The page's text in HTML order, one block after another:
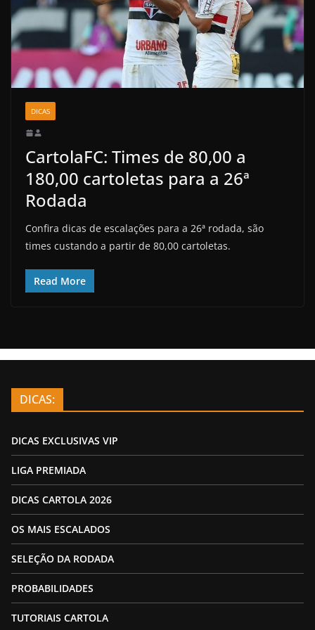
DICAS
CartolaFC: Times de 80,00 a
180,00 cartoletas para a 26ª
Rodada
Confira dicas de escalações para a 26ª rodada, são
times custando a partir de 80,00 cartoletas.
Read More
DICAS:
DICAS EXCLUSIVAS VIP
LIGA PREMIADA
DICAS CARTOLA 2026
OS MAIS ESCALADOS
SELEÇÃO DA RODADA
PROBABILIDADES
TUTORIAIS CARTOLA